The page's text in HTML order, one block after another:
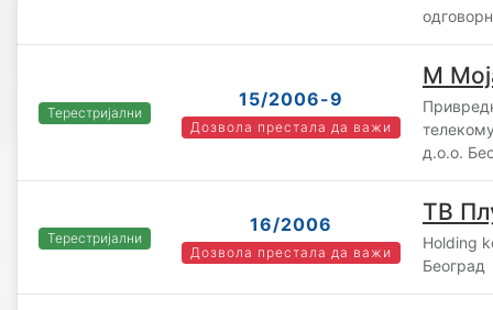
Терестријални
15/2006-9
Дозвола престала да важи
М
д.о.о.
Терестријални
16/2006
Дозвола престала да важи
ТВ
Holding
Београд